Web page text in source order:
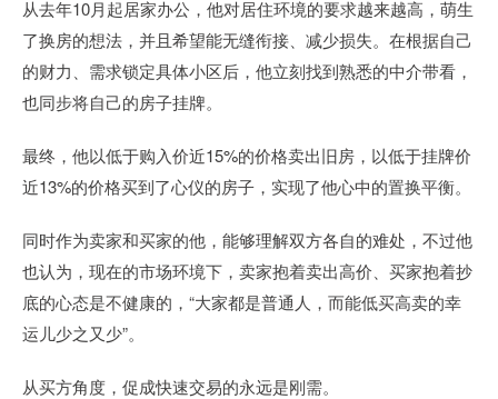
从去年10月起居家办公，他对居住环境的要求越来越高，萌生
了换房的想法，并且希望能无缝衔接、减少损失。在根据自己
的财力、需求锁定具体小区后，他立刻找到熟悉的中介带看，
也同步将自己的房子挂牌。
最终，他以低于购入价近15%的价格卖出旧房，以低于挂牌价
近13%的价格买到了心仪的房子，实现了他心中的置换平衡。
同时作为卖家和买家的他，能够理解双方各自的难处，不过他
也认为，现在的市场环境下，卖家抱着卖出高价、买家抱着抄
底的心态是不健康的，“大家都是普通人，而能低买高卖的幸
运儿少之又少”。
从买方角度，促成快速交易的永远是刚需。